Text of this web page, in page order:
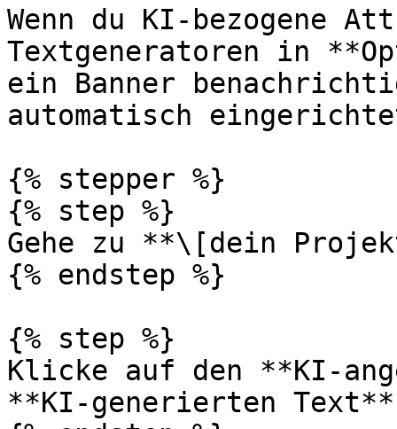
Wenn du KI-bezogene
Textgeneratoren in
ein Banner
automatisch
{% stepper %}
{% step %}
Gehe zu **\[dein
{% endstep %}
{% step %}
Klicke auf den **KI-
**KI-generierten